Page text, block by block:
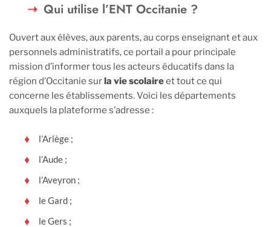
Qui utilise l’ENT Occitanie ?
Ouvert aux élèves, aux parents, au corps enseignant et aux
personnels administratifs, ce portail a pour principale
mission d’informer tous les acteurs éducatifs dans la
région d’Occitanie sur la vie scolaireet tout ce qui
concerne les établissements. Voici les départements
auxquels la plateforme s’adresse :
l’Ariège ;
l’Aude ;
l’Aveyron ;
le Gard ;
le Gers ;